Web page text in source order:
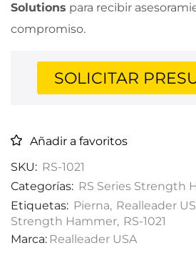
Solutions para recibir
compromiso.
SOLICITAR
Añadir a favoritos
SKU: RS-1021
Categorías: RS Series Strength
Etiquetas: Pierna, Realleader
Strength Hammer, RS-1021
Marca: Realleader USA